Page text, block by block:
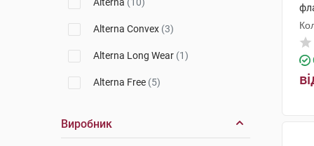
Alterna Convex (3)
Alterna Long Wear (1)
Alterna Free (5)
Виробник